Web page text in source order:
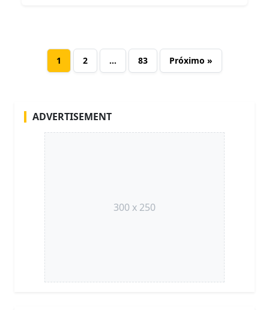
1 2 … 83 Próximo »
ADVERTISEMENT
300 x 250